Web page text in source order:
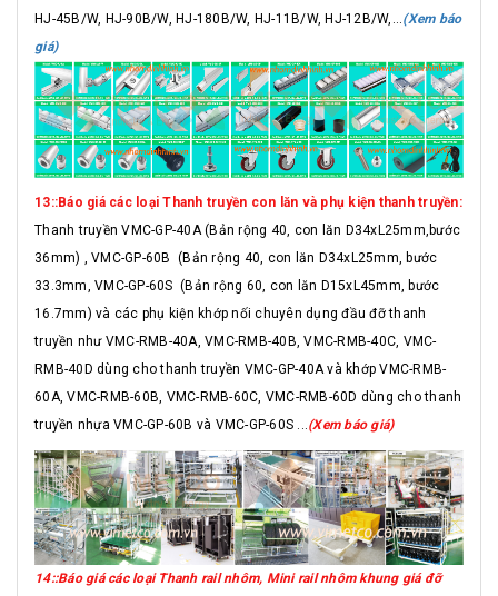
HJ-45B/W, HJ-90B/W, HJ-180B/W, HJ-11B/W, HJ-12B/W,...(Xem báo
giá)
13::Báo giá các loại Thanh truyền con lăn và phụ kiện thanh truyền:
Thanh truyền VMC-GP-40A (Bản rộng 40, con lăn D34xL25mm,bước
36mm) , VMC-GP-60B (Bản rộng 40, con lăn D34xL25mm, bước
33.3mm, VMC-GP-60S (Bản rộng 60, con lăn D15xL45mm, bước
16.7mm) và các phụ kiện khớp nối chuyên dụng đầu đỡ thanh
truyền như VMC-RMB-40A, VMC-RMB-40B, VMC-RMB-40C, VMC-
RMB-40D dùng cho thanh truyền VMC-GP-40A và khớp VMC-RMB-
60A, VMC-RMB-60B, VMC-RMB-60C, VMC-RMB-60D dùng cho thanh
truyền nhựa VMC-GP-60B và VMC-GP-60S ...(Xem báo giá)
14::Báo giá các loại Thanh rail nhôm, Mini rail nhôm khung giá đỡ